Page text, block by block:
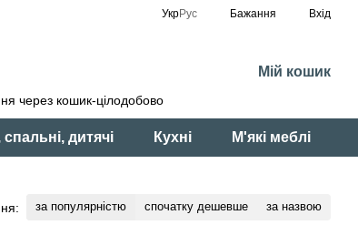
УкрРус Бажання Вхід
через кошик-цілодобово
Мій кошик
спальні, дитячі Кухні М'які меблі
за популярністю спочатку дешевше за назвою